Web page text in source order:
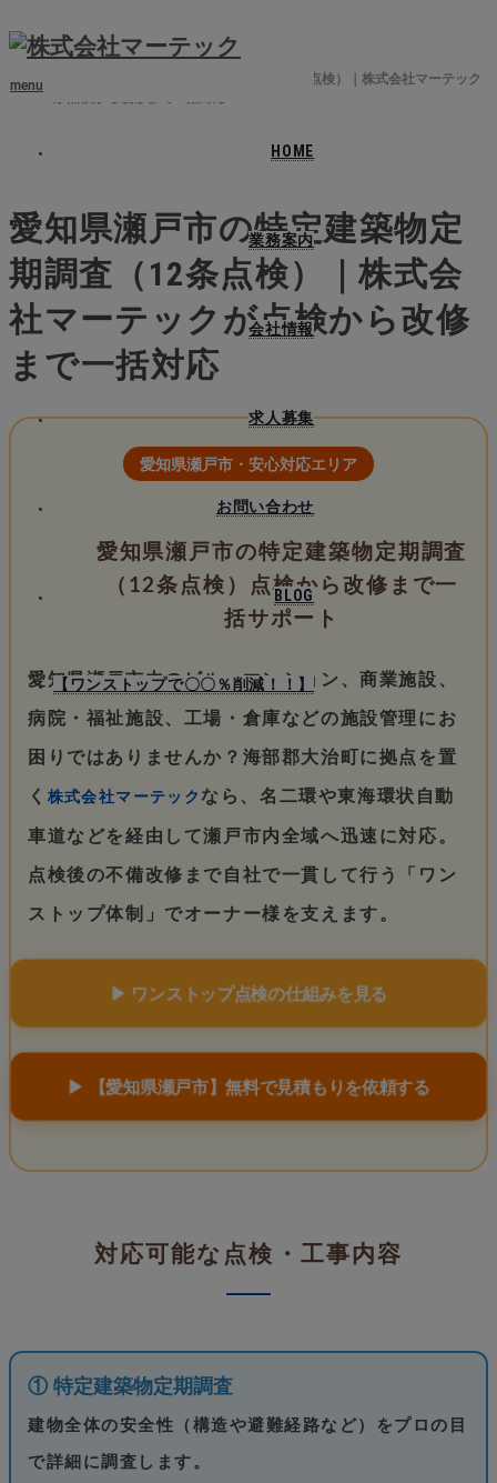
menu
HOME
業務案内
会社情報
求人募集
お問い合わせ
BLOG
【ワンストップで〇〇％削減！！】
ブログ
愛知県瀬戸市
愛知県瀬戸市の特定建築物定期調査（12条点検）｜株式会社マーテック
愛知県瀬戸市の特定建築物定
期調査（12条点検）｜株式会
社マーテックが点検から改修
まで一括対応
愛知県瀬戸市・安心対応エリア
愛知県瀬戸市の特定建築物定期調査
（12条点検）点検から改修まで一
括サポート
愛知県瀬戸市内のビル、マンション、商業施設、
病院・福祉施設、工場・倉庫などの施設管理にお
困りではありませんか？海部郡大治町に拠点を置
く 株式会社マーテック なら、名二環や東海環状自動
車道などを経由して瀬戸市内全域へ迅速に対応。
点検後の不備改修まで自社で一貫して行う「ワン
ストップ体制」でオーナー様を支えます。
▶ ワンストップ点検の仕組みを見る
▶ 【愛知県瀬戸市】無料で見積もりを依頼する
対応可能な点検・工事内容
① 特定建築物定期調査
建物全体の安全性（構造や避難経路など）をプロの目
で詳細に調査します。